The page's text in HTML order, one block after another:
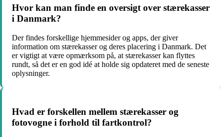
Hvor kan man finde en oversigt over stærekasser
i Danmark?
Der findes forskellige hjemmesider og apps, der giver
information om stærekasser og deres placering i Danmark. Det
er vigtigt at være opmærksom på, at stærekasser kan flyttes
rundt, så det er en god idé at holde sig opdateret med de seneste
oplysninger.
Hvad er forskellen mellem stærekasser og
fotovogne i forhold til fartkontrol?